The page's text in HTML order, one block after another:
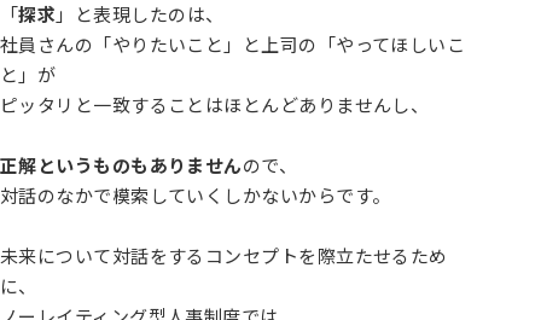
「探求 」と表現したのは、
社員さんの「やりたいこと」と上司の「やってほしいこ
と」が
ピッタリと一致することはほとんどありませんし、
正解というものもありませんので、
対話のなかで模索していくしかないからです。
未来について対話をするコンセプトを際立たせるため
に、